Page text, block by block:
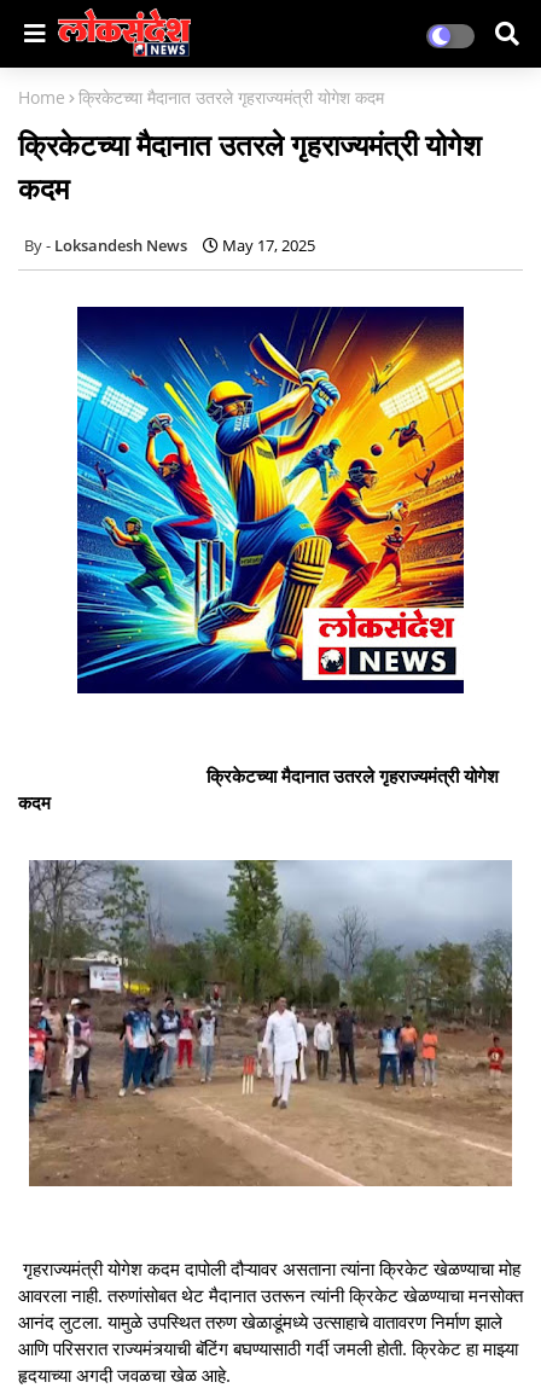
Home क्रिकेटच्या मैदानात उतरले गृहराज्यमंत्री योगेश कदम
क्रिकेटच्या मैदानात उतरले गृहराज्यमंत्री योगेश
कदम
Loksandesh News May 17, 2025
क्रिकेटच्या मैदानात उतरले गृहराज्यमंत्री योगेश
कदम
गृहराज्यमंत्री योगेश कदम दापोली दौऱ्यावर असताना त्यांना क्रिकेट खेळण्याचा मोह
आवरला नाही. तरुणांसोबत थेट मैदानात उतरून त्यांनी क्रिकेट खेळण्याचा मनसोक्त
आनंद लुटला. यामुळे उपस्थित तरुण खेळाडूंमध्ये उत्साहाचे वातावरण निर्माण झाले
आणि परिसरात राज्यमंत्र्याची बॅटिंग बघण्यासाठी गर्दी जमली होती. क्रिकेट हा माझ्या
हृदयाच्या अगदी जवळचा खेळ आहे.